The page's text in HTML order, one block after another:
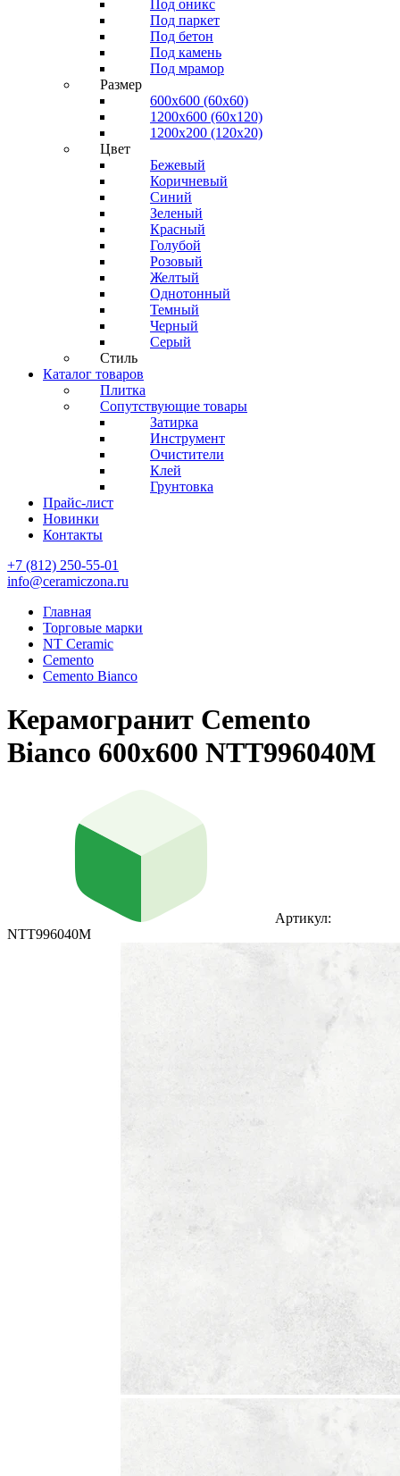
Под оникс
Под паркет
Под бетон
Под камень
Под мрамор
Размер
600х600 (60х60)
1200х600 (60х120)
1200х200 (120x20)
Цвет
Бежевый
Коричневый
Синий
Зеленый
Красный
Голубой
Розовый
Желтый
Однотонный
Темный
Черный
Серый
Стиль
Каталог товаров
Плитка
Сопутствующие товары
Затирка
Инструмент
Очистители
Клей
Грунтовка
Прайс-лист
Новинки
Контакты
+7 (812) 250-55-01
info@ceramiczona.ru
Главная
Торговые марки
NT Ceramic
Cemento
Cemento Bianco
Керамогранит Cemento
Bianco 600x600 NTT996040M
Артикул:
NTT996040M